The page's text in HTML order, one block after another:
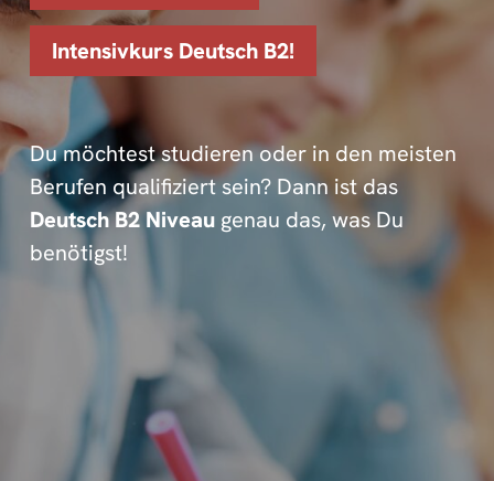
Intensivkurs Deutsch B2!
Du möchtest studieren oder in den meisten
Berufen qualifiziert sein? Dann ist das
Deutsch B2 Niveau genau das, was Du
benötigst!